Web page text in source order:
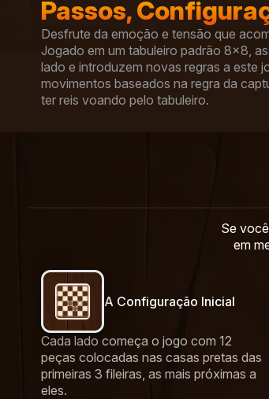
Passos,
Desfrute da emoção e tensão que
Jogado em um tabuleiro padrão 8×8,
lado e introduzem novas regras a este
movimentos baseados na regra da
ter reis voando pelo tabuleiro.
Se
em
A Configuração Inicial
Cada lado começa o jogo com 12
peças colocadas nas casas pretas das
primeiras 3 fileiras, as mais próximas a
eles.